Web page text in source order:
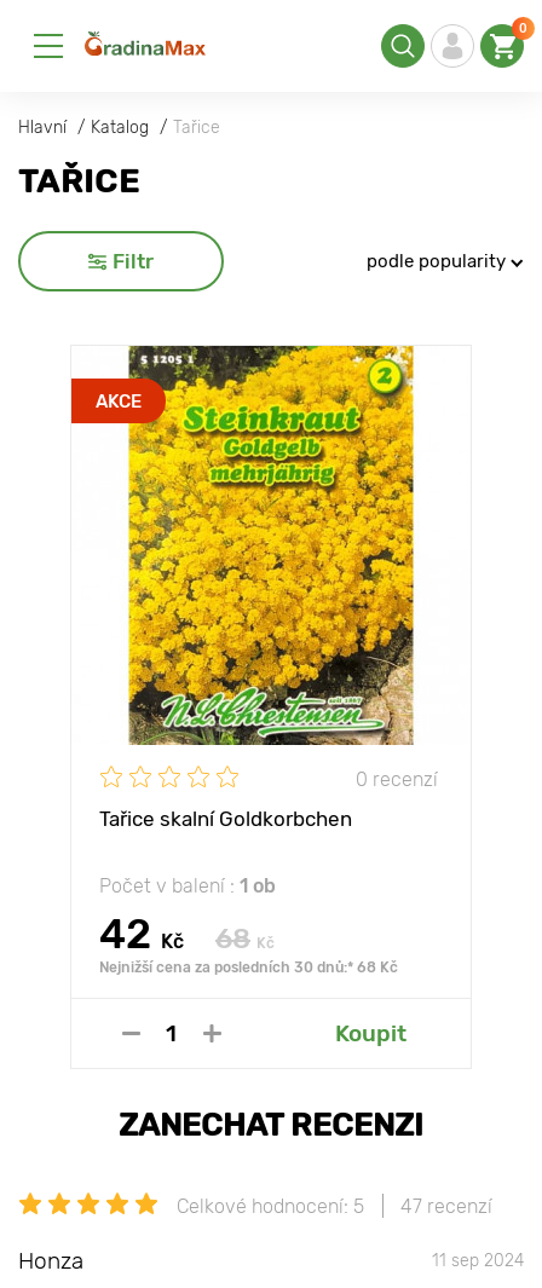
0
Hlavní Katalog Tařice
TAŘICE
Filtr podle popularity
AKCE
0 recenzí
Tařice skalní Goldkorbchen
Počet v balení : 1 ob
42 Kč 68 Kč
Nejnižší cena za posledních 30 dnů:* 68 Kč
Koupit
ZANECHAT RECENZI
Celkové hodnocení: 5 47 recenzí
Honza 11 sep 2024